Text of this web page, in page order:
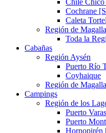
Chile
Cochrane
Caleta Tortel
Región de
Toda la
Cabañas
Región Aysén
Puerto Río
Coyhaique
Región de
Campings
Región de los
Puerto
Puerto
Hornopirén